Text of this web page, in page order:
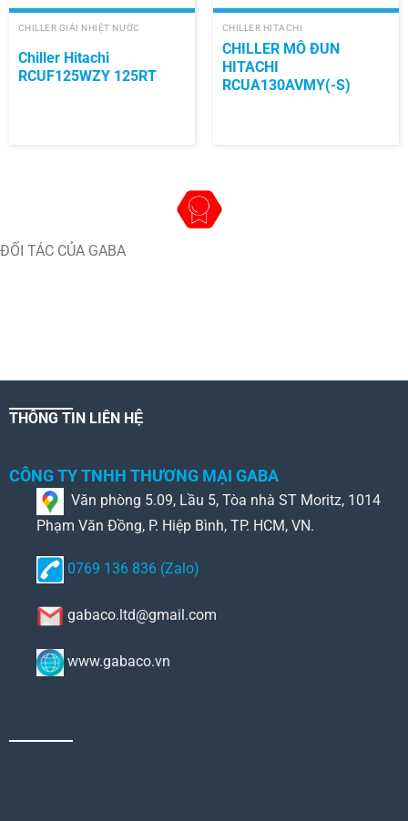
CHILLER GIẢI NHIỆT NƯỚC
Chiller Hitachi
RCUF125WZY 125RT
CHILLER HITACHI
CHILLER MÔ ĐUN
HITACHI
RCUA130AVMY(-S)
ĐỐI TÁC CỦA GABA
THÔNG TIN LIÊN HỆ
CÔNG TY TNHH THƯƠNG MẠI GABA
Văn phòng 5.09, Lầu 5, Tòa nhà ST Moritz, 1014
Phạm Văn Đồng, P. Hiệp Bình, TP. HCM, VN.
0769 136 836 (Zalo)
gabaco.ltd@gmail.com
www.gabaco.vn